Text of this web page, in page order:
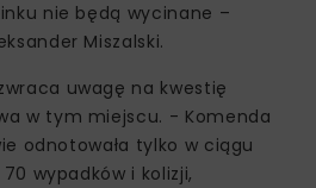
nie będą wycinane –
Miszalski.
uwagę na kwestię
w tym miejscu. - Komenda
odnotowała tylko w ciągu
wypadków i kolizji,